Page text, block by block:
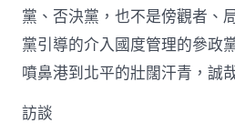
黨、否決黨，也不是傍觀者、
黨引導的介入國度管理的參政
噴鼻港到北平的壯闊汗青，誠
訪談